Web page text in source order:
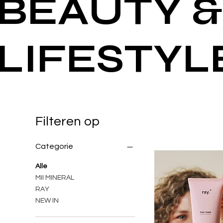
&
Filteren op
Categorie
Alle
MII MINERAL
RAY
NEW IN